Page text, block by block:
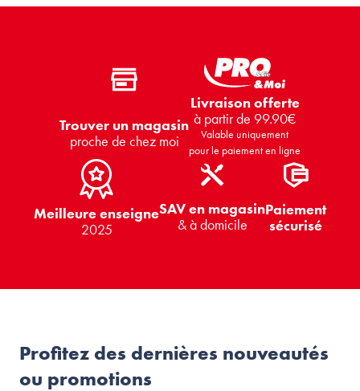
Trouver un magasin
proche de chez moi
Livraison offerte
à partir de 99.90€
Valable uniquement
pour le paiement en ligne
Meilleure enseigne
2025
SAV en magasin
& à domicile
Paiement
sécurisé
Profitez des dernières nouveautés
ou promotions